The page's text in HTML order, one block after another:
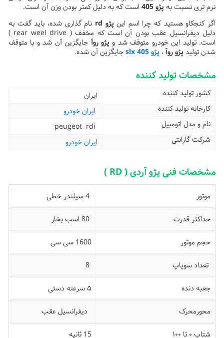
نرم تری نسبت به پژو 405
است که به دلیل کمتر بودن وزن آن است.
اگر کنجکاو هستید که چرا اسم این پژو rd
نام گذاری شده، باید گفت به
دلیل دیفرانسیل عقب بودن آن است که مخفف ( rear weel drive )
است. تولید این خودرو متوقف شد و پژو روآجایگزین آن شد و با متوقف
شدن تولید پژو روآ، پژو 405 slx جایگزین آن شده.
مشخصات تولید کننده
کشور تولید کننده
ایران
کارخانه تولید کننده
ایران خودرو
نام و مدل اتومبیل
شرکت گارانتی
ایران خودرو
مشخصات فنی پژو آردی ( RD )
موتور
حداکثر قدرت
حجم موتور 1600 سی سی
تعداد سوپاپ
جعبه دنده ۵ سرعته دستی
محورمحرک دیفرانسیل عقب
شتاب ۰ تا ۱۰۰ 15 ثانیه